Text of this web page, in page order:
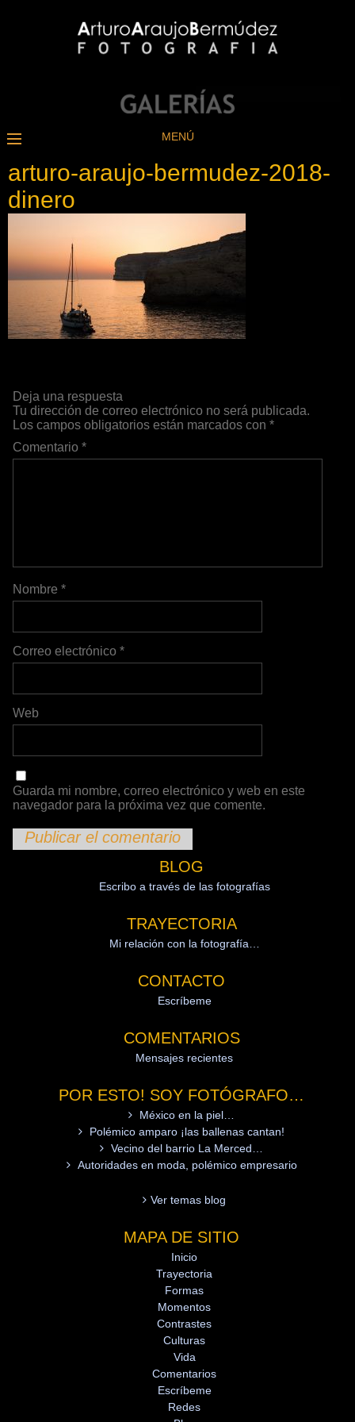
MENÚ
arturo-araujo-bermudez-2018-
dinero
Deja una respuesta
Tu dirección de correo electrónico no será publicada.
Los campos obligatorios están marcados con *
Comentario *
Nombre *
Correo electrónico *
Web
Guarda mi nombre, correo electrónico y web en este
navegador para la próxima vez que comente.
BLOG
Escribo a través de las fotografías
TRAYECTORIA
Mi relación con la fotografía…
CONTACTO
Escríbeme
COMENTARIOS
Mensajes recientes
POR ESTO! SOY FOTÓGRAFO…
México en la piel…
Polémico amparo ¡las ballenas cantan!
Vecino del barrio La Merced…
Autoridades en moda, polémico empresario
Ver temas blog
MAPA DE SITIO
Inicio
Trayectoria
Formas
Momentos
Contrastes
Culturas
Vida
Comentarios
Escríbeme
Redes